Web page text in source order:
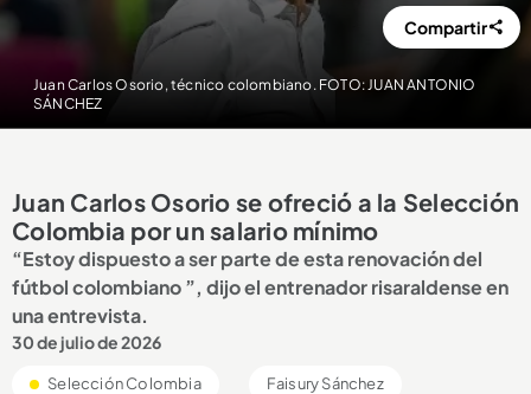
Juan Carlos Osorio, técnico colombiano. FOTO: JUAN ANTONIO
SÁNCHEZ
Compartir
Juan Carlos Osorio se ofreció a la Selección
Colombia por un salario mínimo
“Estoy dispuesto a ser parte de esta renovación del
fútbol colombiano ”, dijo el entrenador risaraldense en
una entrevista.
30 de julio de 2026
Selección Colombia Faisury Sánchez